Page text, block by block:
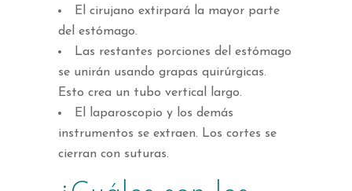
El cirujano extirpará la mayor parte
del estómago.
Las restantes porciones del estómago
se unirán usando grapas quirúrgicas.
Esto crea un tubo vertical largo.
El laparoscopio y los demás
instrumentos se extraen. Los cortes se
cierran con suturas.